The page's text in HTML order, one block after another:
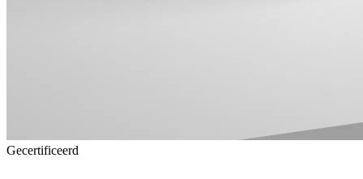
Gecertificeerd